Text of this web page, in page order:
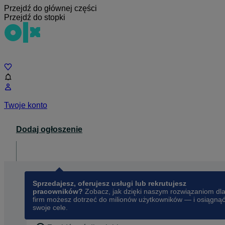
Przejdź do głównej części
Przejdź do stopki
Twoje konto
Dodaj ogłoszenie
Sprzedajesz, oferujesz usługi lub rekrutujesz
pracowników? Zobacz, jak dzięki naszym rozwiązaniom dla
firm możesz dotrzeć do milionów użytkowników — i osiągnąć
swoje cele.